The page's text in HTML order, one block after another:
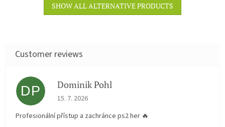
SHOW ALL ALTERNATIVE PRODUCTS
DP Dominik Pohl
The store rating is 5 out of 5 stars.
15. 7. 2026
Profesionální přístup a zachránce ps2 her 🔥